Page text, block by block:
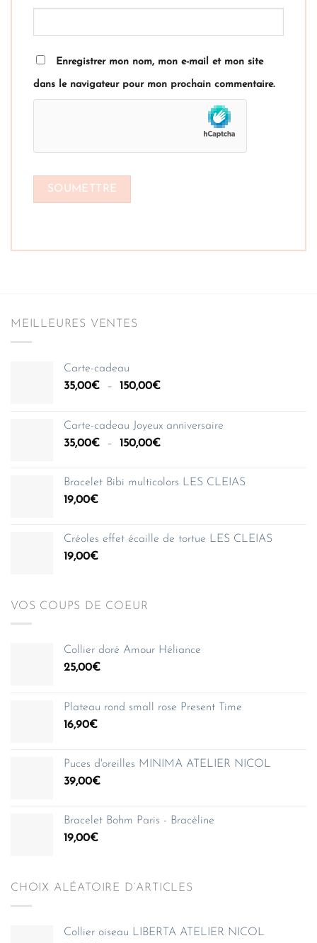
Enregistrer mon nom, mon e-mail et mon site
dans le navigateur pour mon prochain commentaire.
MEILLEURES VENTES
Carte-cadeau
35,00€ – 150,00€Plage
35,00€
à
Carte-cadeau Joyeux anniversaire
35,00€ – 150,00€Plage
35,00€
Bracelet Bibi multicolors LES CLEIAS
19,00€
Créoles effet écaille de tortue LES CLEIAS
19,00€
VOS COUPS DE COEUR
Collier doré Amour Héliance
25,00€
Plateau rond small rose Present Time
16,90€
Puces d'oreilles MINIMA ATELIER NICOL
39,00€
Bracelet Bohm Paris - Bracéline
19,00€
CHOIX ALÉATOIRE D’ARTICLES
Collier oiseau LIBERTA ATELIER NICOL